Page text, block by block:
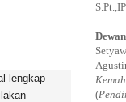
lengkap
(